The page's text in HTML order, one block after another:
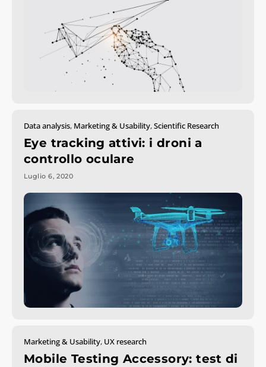
Data analysis, Marketing & Usability,Scientific Research
Eye tracking attivi: i droni a
controllo oculare
Luglio 6, 2020
Marketing & Usability, UX research
Mobile Testing Accessory: test di